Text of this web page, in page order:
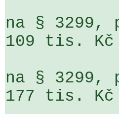
na §
109 tis. Kč
na §
177 tis. Kč